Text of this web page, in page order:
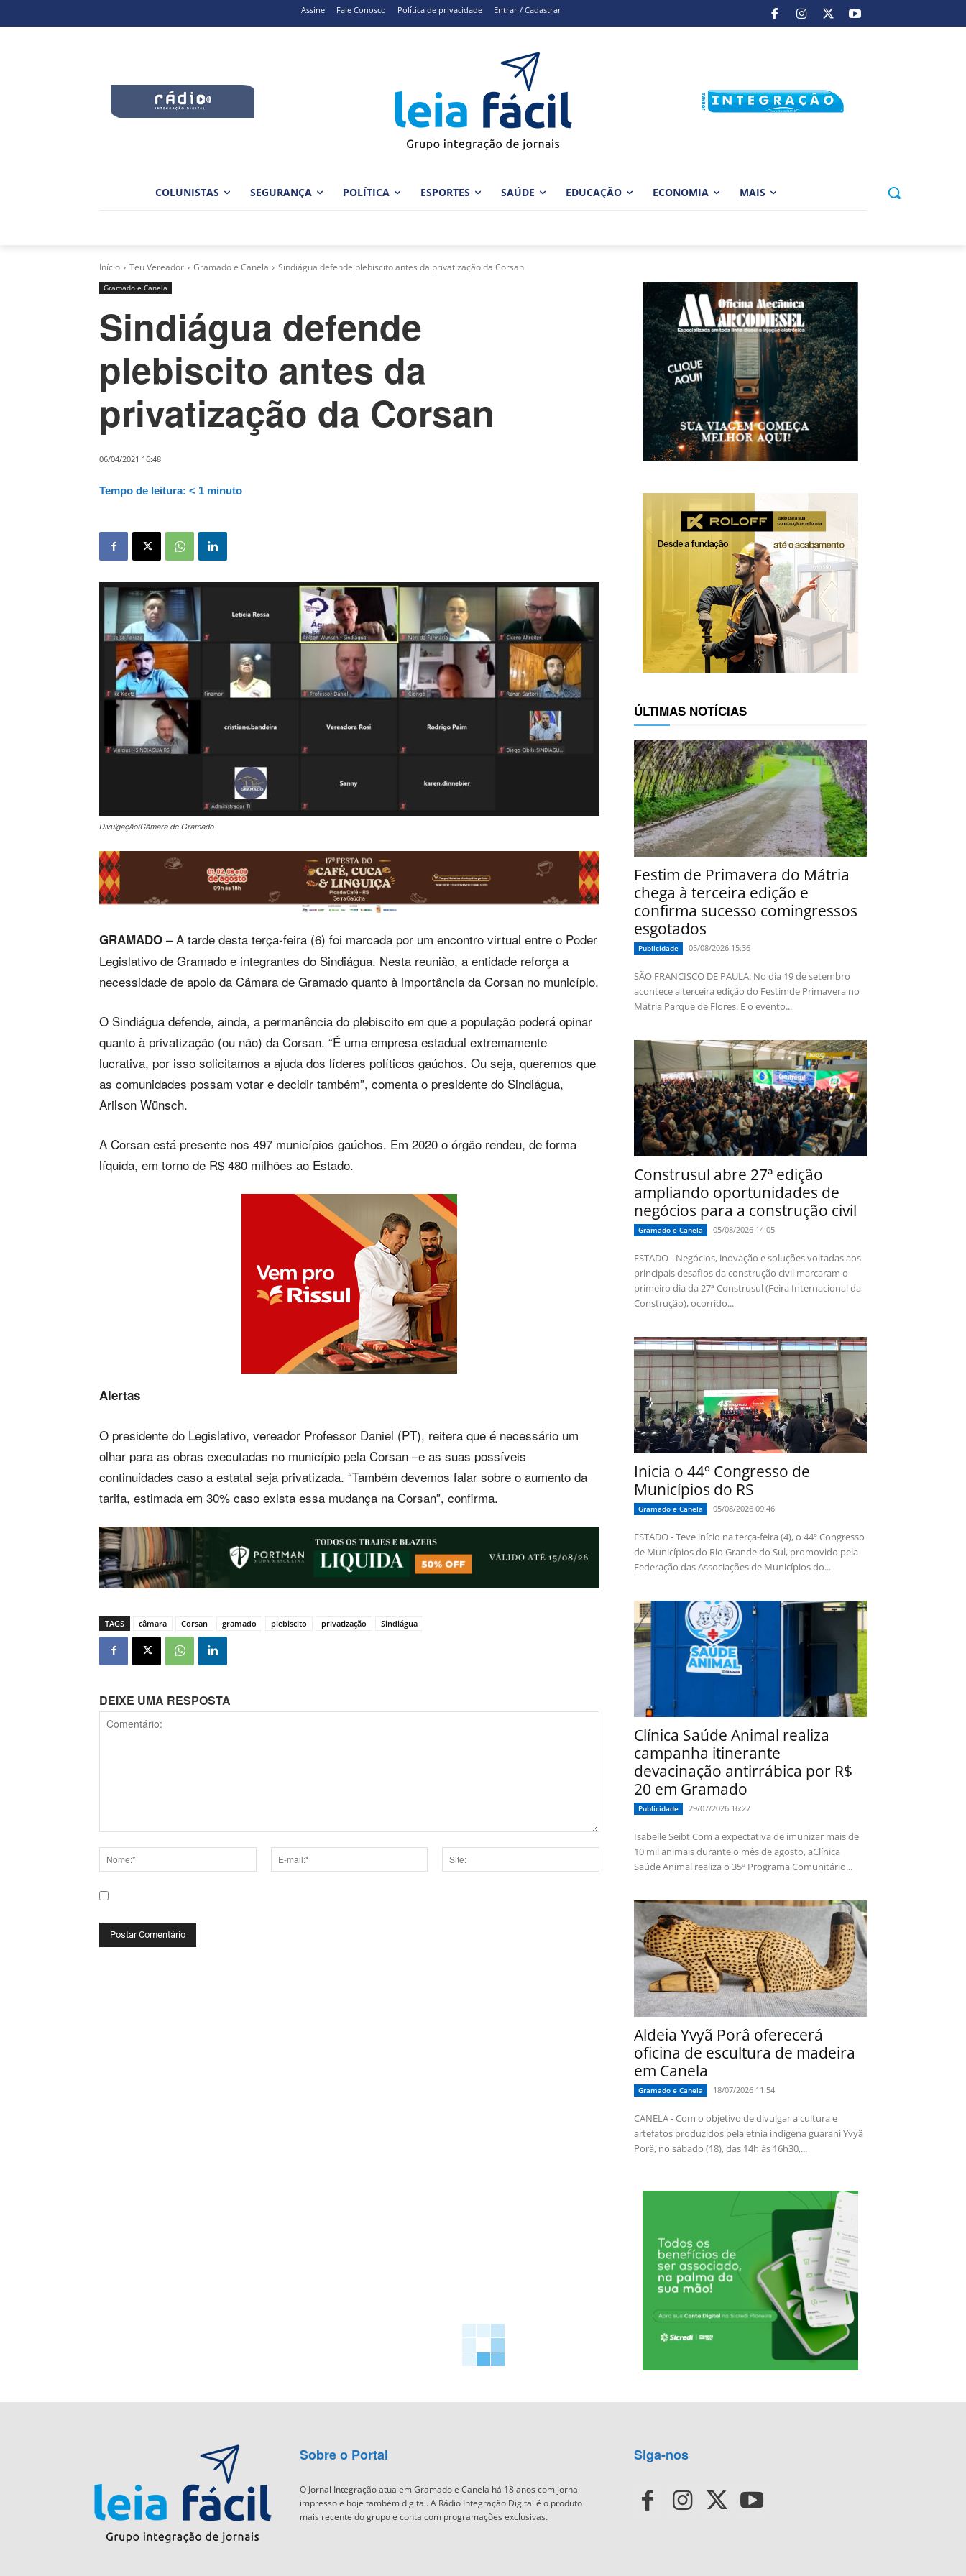
Assine Fale Conosco Política de privacidade Entrar / Cadastrar
COLUNISTAS SEGURANÇA POLÍTICA ESPORTES SAÚDE EDUCAÇÃO ECONOMIA MAIS
Início Teu Vereador Gramado e Canela Sindiágua defende plebiscito antes da privatização da Corsan
Gramado e Canela
Sindiágua defende
plebiscito antes da
privatização da Corsan
06/04/2021 16:48
Tempo de leitura: < 1 minuto
Divulgação/Câmara de Gramado
GRAMADO – A tarde desta terça-feira (6) foi marcada por um encontro virtual entre o Poder
Legislativo de Gramado e integrantes do Sindiágua. Nesta reunião, a entidade reforça a
necessidade de apoio da Câmara de Gramado quanto à importância da Corsan no município.
O Sindiágua defende, ainda, a permanência do plebiscito em que a população poderá opinar
quanto à privatização (ou não) da Corsan. “É uma empresa estadual extremamente
lucrativa, por isso solicitamos a ajuda dos líderes políticos gaúchos. Ou seja, queremos que
as comunidades possam votar e decidir também”, comenta o presidente do Sindiágua,
Arilson Wünsch.
A Corsan está presente nos 497 municípios gaúchos. Em 2020 o órgão rendeu, de forma
líquida, em torno de R$ 480 milhões ao Estado.
Alertas
O presidente do Legislativo, vereador Professor Daniel (PT), reitera que é necessário um
olhar para as obras executadas no município pela Corsan –e as suas possíveis
continuidades caso a estatal seja privatizada. “Também devemos falar sobre o aumento da
tarifa, estimada em 30% caso exista essa mudança na Corsan”, confirma.
TAGS câmara Corsan gramado plebiscito privatização Sindiágua
DEIXE UMA RESPOSTA
ÚLTIMAS NOTÍCIAS
Festim de Primavera do Mátria
chega à terceira edição e
confirma sucesso comingressos
esgotados
Publicidade 05/08/2026 15:36
SÃO FRANCISCO DE PAULA: No dia 19 de setembro
acontece a terceira edição do Festimde Primavera no
Mátria Parque de Flores. E o evento...
Construsul abre 27ª edição
ampliando oportunidades de
negócios para a construção civil
Gramado e Canela 05/08/2026 14:05
ESTADO - Negócios, inovação e soluções voltadas aos
principais desafios da construção civil marcaram o
primeiro dia da 27ª Construsul (Feira Internacional da
Construção), ocorrido...
Inicia o 44º Congresso de
Municípios do RS
Gramado e Canela 05/08/2026 09:46
ESTADO - Teve início na terça-feira (4), o 44º Congresso
de Municípios do Rio Grande do Sul, promovido pela
Federação das Associações de Municípios do...
Clínica Saúde Animal realiza
campanha itinerante
devacinação antirrábica por R$
20 em Gramado
Publicidade 29/07/2026 16:27
Isabelle Seibt Com a expectativa de imunizar mais de
10 mil animais durante o mês de agosto, aClínica
Saúde Animal realiza o 35º Programa Comunitário...
Aldeia Yvyã Porâ oferecerá
oficina de escultura de madeira
em Canela
Gramado e Canela 18/07/2026 11:54
CANELA - Com o objetivo de divulgar a cultura e
artefatos produzidos pela etnia indígena guarani Yvyã
Porâ, no sábado (18), das 14h às 16h30,...
Sobre o Portal
O Jornal Integração atua em Gramado e Canela há 18 anos com jornal
impresso e hoje também digital. A Rádio Integração Digital é o produto
mais recente do grupo e conta com programações exclusivas.
Siga-nos